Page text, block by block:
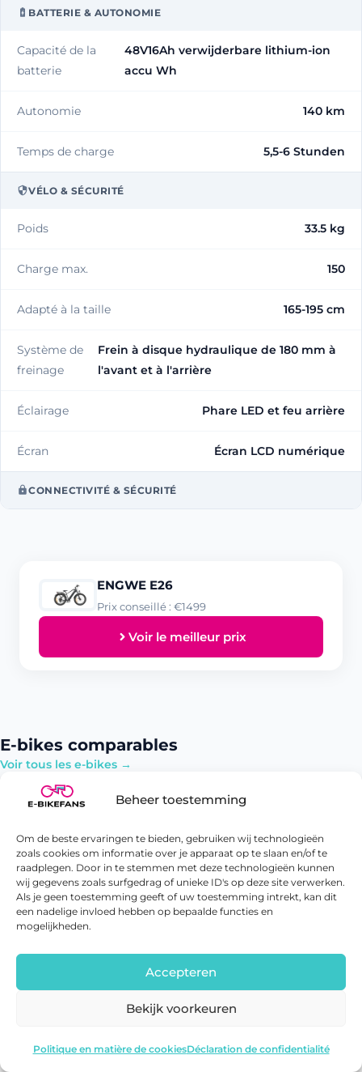
Beheer toestemming
Om de beste ervaringen te bieden, gebruiken wij technologieën
zoals cookies om informatie over je apparaat op te slaan en/of te
raadplegen. Door in te stemmen met deze technologieën kunnen
wij gegevens zoals surfgedrag of unieke ID's op deze site verwerken.
Als je geen toestemming geeft of uw toestemming intrekt, kan dit
een nadelige invloed hebben op bepaalde functies en
mogelijkheden.
Accepteren
Bekijk voorkeuren
Politique en matière de cookiesDéclaration de confidentialité
BATTERIE & AUTONOMIE
Capacité de la
batterie
48V16Ah verwijderbare lithium-ion
accu Wh
Autonomie 140 km
Temps de charge 5,5-6 Stunden
VÉLO & SÉCURITÉ
Poids 33.5 kg
Charge max. 150
Adapté à la taille 165-195 cm
Système de
freinage
Frein à disque hydraulique de 180 mm à
l'avant et à l'arrière
Éclairage Phare LED et feu arrière
Écran Écran LCD numérique
CONNECTIVITÉ & SÉCURITÉ
ENGWE E26
Prix conseillé : €1499
Voir le meilleur prix
E-bikes comparables
Voir tous les e-bikes →
TENWAYS
Bosch Performance Line
ENGWE E26 Voir l'offre